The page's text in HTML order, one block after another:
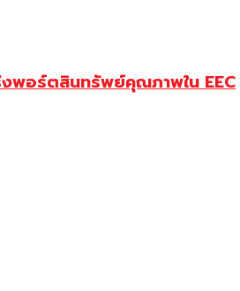
งพอร์ตสินทรัพย์คุณภาพใน EEC